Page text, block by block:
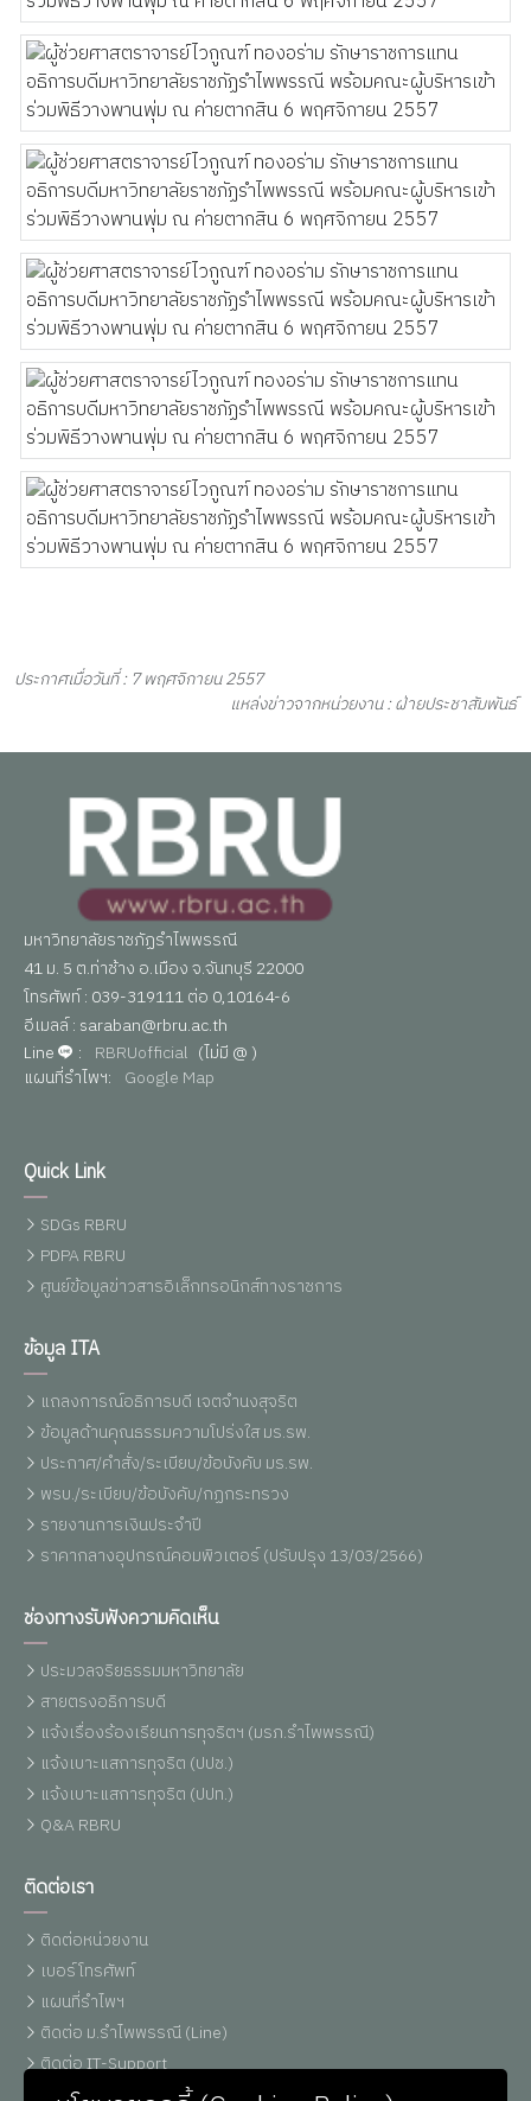
ประกาศเมื่อวันที่ : 7 พฤศจิกายน 2557
แหล่งข่าวจากหน่วยงาน : ฝ่ายประชาสัมพันธ์
มหาวิทยาลัยราชภัฏรำไพพรรณี
41 ม. 5 ต.ท่าช้าง อ.เมือง จ.จันทบุรี 22000
โทรศัพท์ : 039-319111 ต่อ 0,10164-6
อีเมลล์ : saraban@rbru.ac.th
Line
: RBRUofficial (ไม่มี @ )
แผนที่รำไพฯ: Google Map
Quick Link
SDGs RBRU
PDPA RBRU
ศูนย์ข้อมูลข่าวสารอิเล็กทรอนิกส์ทางราชการ
ข้อมูล ITA
แถลงการณ์อธิการบดี เจตจำนงสุจริต
ข้อมูลด้านคุณธรรมความโปร่งใส มร.รพ.
ประกาศ/คำสั่ง/ระเบียบ/ข้อบังคับ มร.รพ.
พรบ./ระเบียบ/ข้อบังคับ/กฏกระทรวง
รายงานการเงินประจำปี
ราคากลางอุปกรณ์คอมพิวเตอร์ (ปรับปรุง 13/03/2566)
ช่องทางรับฟังความคิดเห็น
ประมวลจริยธรรมมหาวิทยาลัย
สายตรงอธิการบดี
แจ้งเรื่องร้องเรียนการทุจริตฯ (มรภ.รำไพพรรณี)
แจ้งเบาะแสการทุจริต (ปปช.)
แจ้งเบาะแสการทุจริต (ปปท.)
Q&A RBRU
ติดต่อเรา
ติดต่อหน่วยงาน
เบอร์โทรศัพท์
แผนที่รำไพฯ
ติดต่อ ม.รำไพพรรณี (Line)
ติดต่อ IT-Support
หน่วยประชาสัมพันธ์